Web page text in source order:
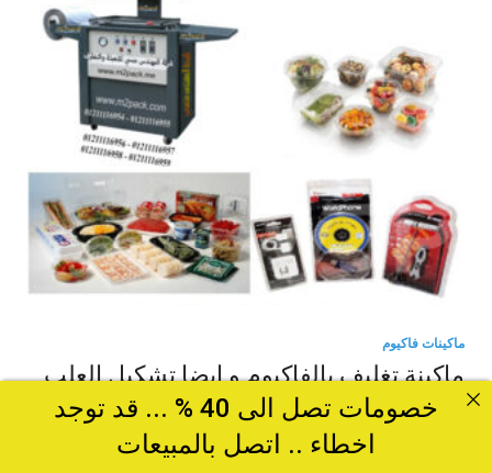
ماكينات فاكيوم
ماكينة تغليف بالفاكيوم و ايضا تشكيل العلب
البلاستيك تشكيل حراري موديل 605 ماركة
المهندس منسي
خصومات تصل الى 40 % ... قد توجد
اخطاء .. اتصل بالمبيعات